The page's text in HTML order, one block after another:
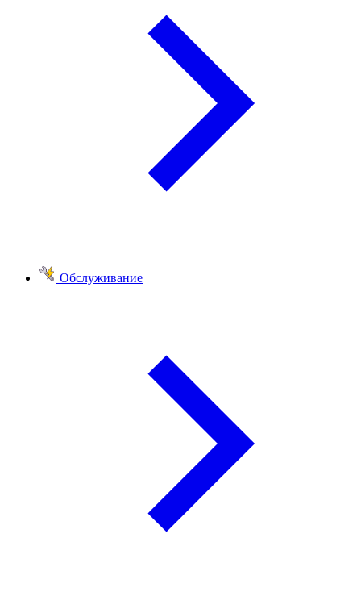
Обслуживание